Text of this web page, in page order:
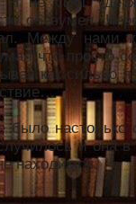
обезумел.
Между нами
что просто
как сильно
и она
находимся.